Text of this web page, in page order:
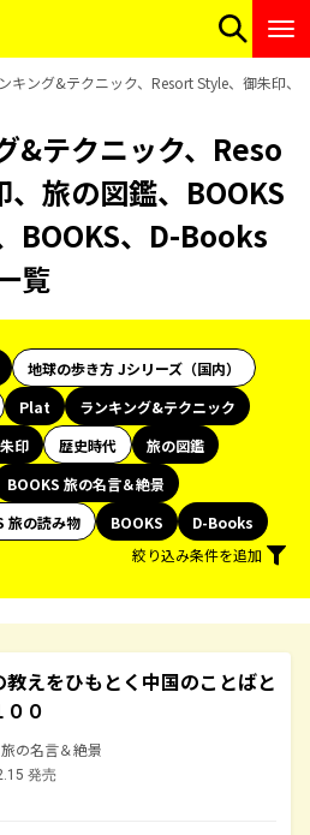
キング&テクニック、Resort Style、御朱印、
&テクニック、Reso
旅の図鑑、BOOKS
BOOKS、D-Books
覧
地球の歩き方 Jシリーズ（国内）
Plat
ランキング&テクニック
印 歴史時代
旅の図鑑
BOOKS 旅の名言＆絶景
旅の読み物 BOOKS
D-Books
絞り込み条件を追加
教えをひもとく中国のことばと
０
の名言＆絶景
発売